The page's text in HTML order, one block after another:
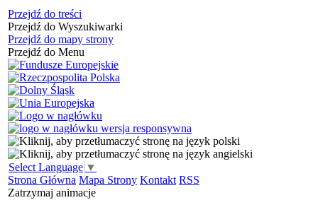
Przejdź do treści
Przejdź do Wyszukiwarki
Przejdź do mapy strony
Przejdź do Menu
Select Language ▼
Strona Główna Mapa Strony Kontakt RSS
Zatrzymaj animacje